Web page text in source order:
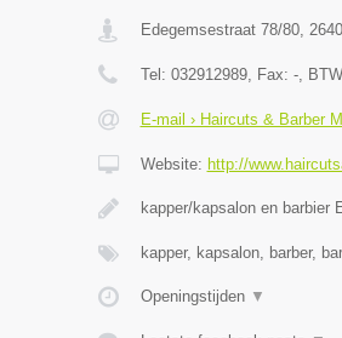
Edegemsestraat 78/80, 2640
Tel: 032912989, Fax: -,
E-mail › Haircuts & Barber
Website: http://
kapper/kapsalon en barbier
kapper, kapsalon, barber,
Openingstijden ▼